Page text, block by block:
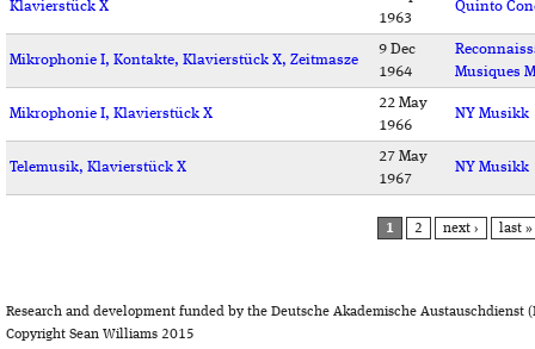
Klavierstück X
1963
Quinto
Mikrophonie I, Kontakte, Klavierstück X, Zeitmasze
9 Dec
1964
Musiques
Mikrophonie I, Klavierstück X
22 May
1966
NY Musikk
Telemusik, Klavierstück X
27 May
1967
NY Musikk
1 2 next › last »
Research and development funded by the Deutsche Akademische Austauschdienst
Copyright Sean Williams 2015